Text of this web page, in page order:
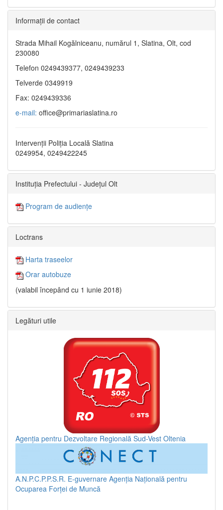
Informaţii de contact
Strada Mihail Kogălniceanu, numărul 1, Slatina, Olt, cod
230080
Telefon 0249439377, 0249439233
Telverde 0349919
Fax: 0249439336
e-mail: office@primariaslatina.ro
Intervenții Poliția Locală Slatina
0249954, 0249422245
Instituția Prefectului - Județul Olt
Program de audiențe
Loctrans
Harta traseelor
Orar autobuze
(valabil începând cu 1 iunie 2018)
Legături utile
Agenția pentru Dezvoltare Regională Sud-Vest Oltenia
A.N.P.C.P.P.S.R. E-guvernare Agenția Națională pentru
Ocuparea Forței de Muncă